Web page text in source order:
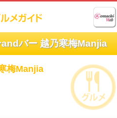
andバー 越乃寒梅Manjia
梅Manjia